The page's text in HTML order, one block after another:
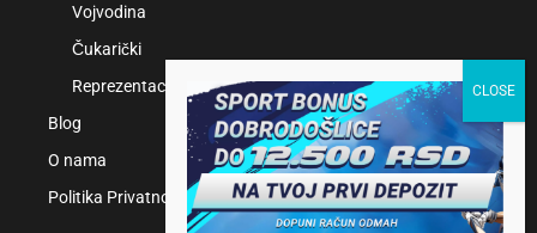
Vojvodina
Čukarički
Reprezentacije
Blog
O nama
Politika Privatnosti